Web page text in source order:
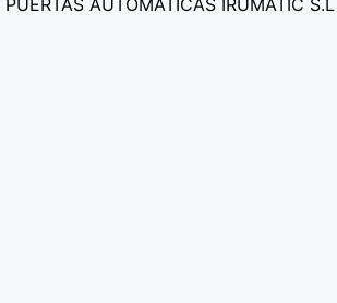
PUERTAS AUTOMATICAS IRUMATIC S.L